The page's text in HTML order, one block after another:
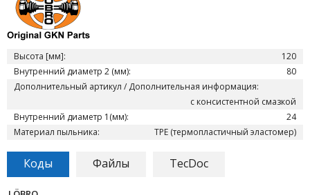
Высота [мм]:
120
Внутренний диаметр 2 (мм):
80
Дополнительный артикул / Дополнительная информация:
с консистентной смазкой
Внутренний диаметр 1(мм):
24
Материал пыльника:
TPE (термопластичный эластомер)
Коды Файлы TecDoc